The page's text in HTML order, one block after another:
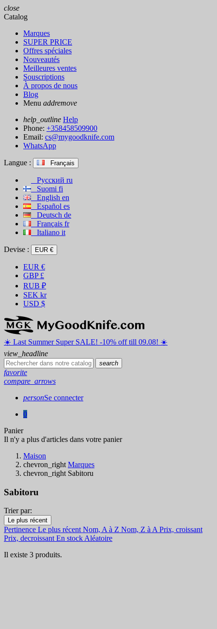
close
Catalog
Marques
SUPER PRICE
Offres spéciales
Nouveautés
Meilleures ventes
Souscriptions
À propos de nous
Blog
Menu addremove
help_outline Help
Phone: +358458509900
Email: cs@mygoodknife.com
WhatsApp
Langue : Français
Русский ru
Suomi fi
English en
Español es
Deutsch de
Français fr
Italiano it
Devise : EUR €
EUR €
GBP £
RUB ₽
SEK kr
USD $
☀️ ️Last Summer Super SALE! -10% off till 09.08! ☀️
view_headline
search
favorite
compare_arrows
personSe connecter
0
Panier
Il n'y a plus d'articles dans votre panier
Maison
chevron_right Marques
chevron_right Sabitoru
Sabitoru
Filtres:
Effacer les filtres
En Stock
En Stock
Trier par:
Le plus récent
Pertinence Le plus récent Nom, A à Z Nom, Z à A Prix, croissant
Prix, decroissant En stock Aléatoire
Il existe 3 produits.